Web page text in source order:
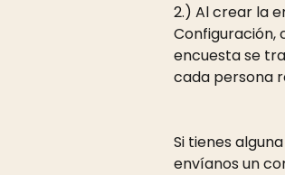
2.) Al crear la
Configuración,
encuesta se
cada persona
Si tienes
envíanos un